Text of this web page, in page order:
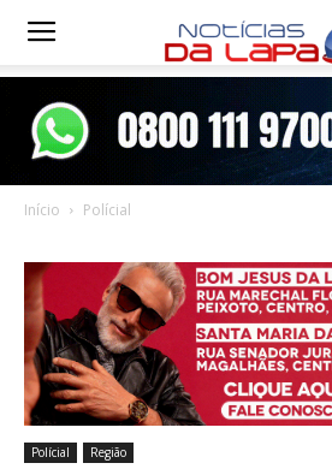
Notícias
Início Polícial
Polícial Região